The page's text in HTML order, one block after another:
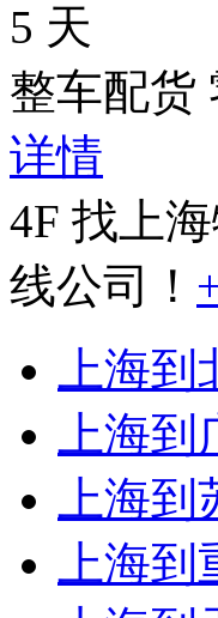
5 天
整车配货
详情
4F 找上
线公司！
上海
上海
上海
上海